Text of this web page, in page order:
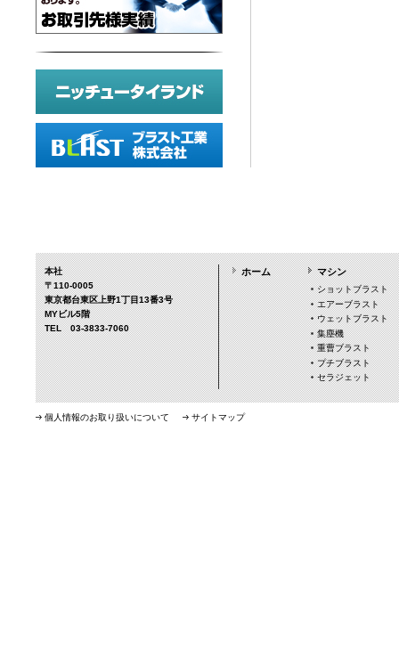
本社
〒110-0005
東京都台東区上野1丁目13番3号
MYビル5階
TEL 03-3833-7060
ホーム マシン
ショットブラスト
エアーブラスト
ウェットブラスト
集塵機
重曹ブラスト
プチブラスト
セラジェット
個人情報のお取り扱いについて サイトマップ